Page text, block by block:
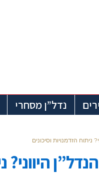
נדל”ן מסחרי
הזדמנויות וסיכונים
היווני?